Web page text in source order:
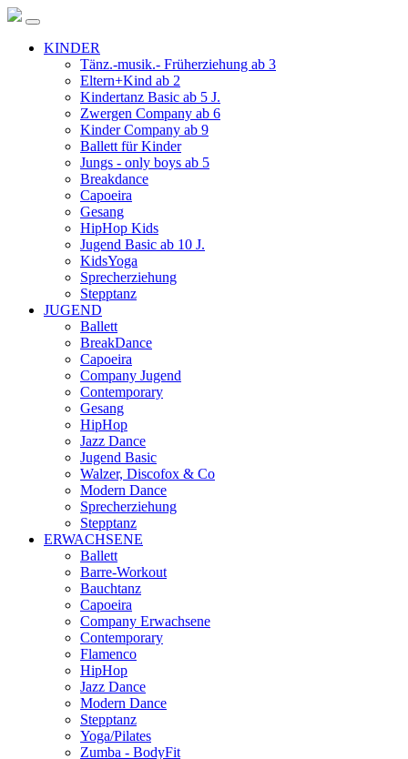
KINDER
Tänz.-musik.- Früherziehung ab 3
Eltern+Kind ab 2
Kindertanz Basic ab 5 J.
Zwergen Company ab 6
Kinder Company ab 9
Ballett für Kinder
Jungs - only boys ab 5
Breakdance
Capoeira
Gesang
HipHop Kids
Jugend Basic ab 10 J.
KidsYoga
Sprecherziehung
Stepptanz
JUGEND
Ballett
BreakDance
Capoeira
Company Jugend
Contemporary
Gesang
HipHop
Jazz Dance
Jugend Basic
Walzer, Discofox & Co
Modern Dance
Sprecherziehung
Stepptanz
ERWACHSENE
Ballett
Barre-Workout
Bauchtanz
Capoeira
Company Erwachsene
Contemporary
Flamenco
HipHop
Jazz Dance
Modern Dance
Stepptanz
Yoga/Pilates
Zumba - BodyFit